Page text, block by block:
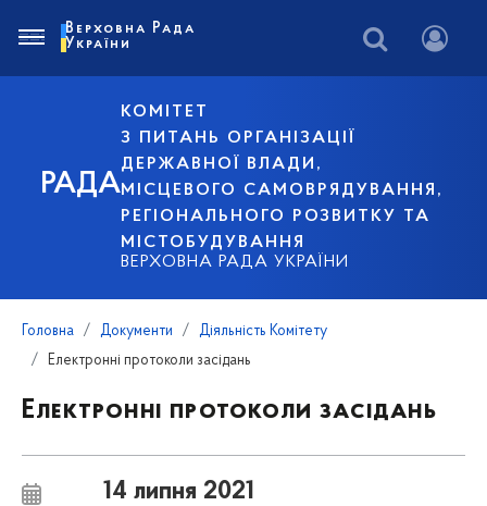
РАДА
КОМІТЕТ
З ПИТАНЬ ОРГАНІЗАЦІЇ
ДЕРЖАВНОЇ ВЛАДИ,
МІСЦЕВОГО САМОВРЯДУВАННЯ,
РЕГІОНАЛЬНОГО РОЗВИТКУ ТА
МІСТОБУДУВАННЯ
ВЕРХОВНА РАДА УКРАЇНИ
Верховна Рада
України
Головна Документи
Діяльність Комітету
Електронні протоколи засідань
Електронні протоколи засідань
14 липня 2021